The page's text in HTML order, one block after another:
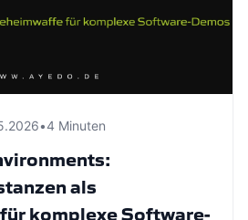
•4 Minuten
als
komplexe Software-